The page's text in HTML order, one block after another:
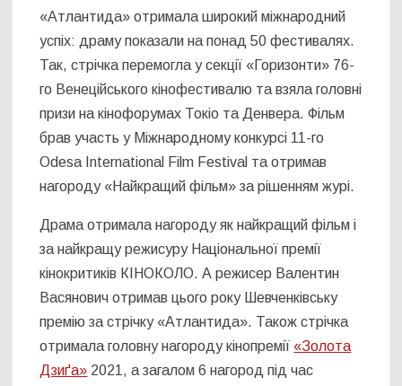
«Атлантида» отримала широкий міжнародний
успіх: драму показали на понад 50 фестивалях.
Так, стрічка перемогла у секції «Горизонти» 76-
го Венеційського кінофестивалю та взяла головні
призи на кінофорумах Токіо та Денвера. Фільм
брав участь у Міжнародному конкурсі 11-го
Odesa International Film Festival та отримав
нагороду «Найкращий фільм» за рішенням журі.
Драма отримала нагороду як найкращий фільм і
за найкращу режисуру Національної премії
кінокритиків КІНОКОЛО. А режисер Валентин
Васянович отримав цього року Шевченківську
премію за стрічку «Атлантида». Також стрічка
отримала головну нагороду кінопремії «Золота
Дзиґа» 2021, а загалом 6 нагород під час